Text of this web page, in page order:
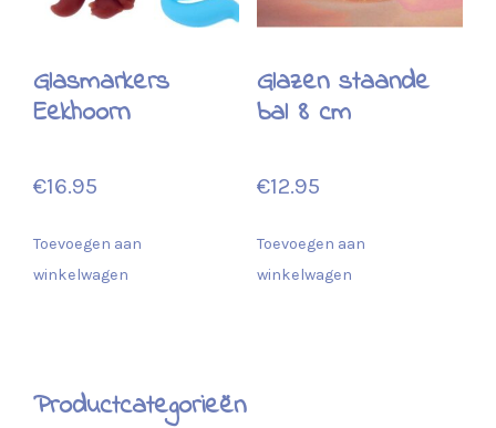
Glasmarkers
Eekhoorn
€16.95
Toevoegen aan
winkelwagen
Glazen staande
bal 8 cm
€12.95
Toevoegen aan
winkelwagen
Productcategorieën